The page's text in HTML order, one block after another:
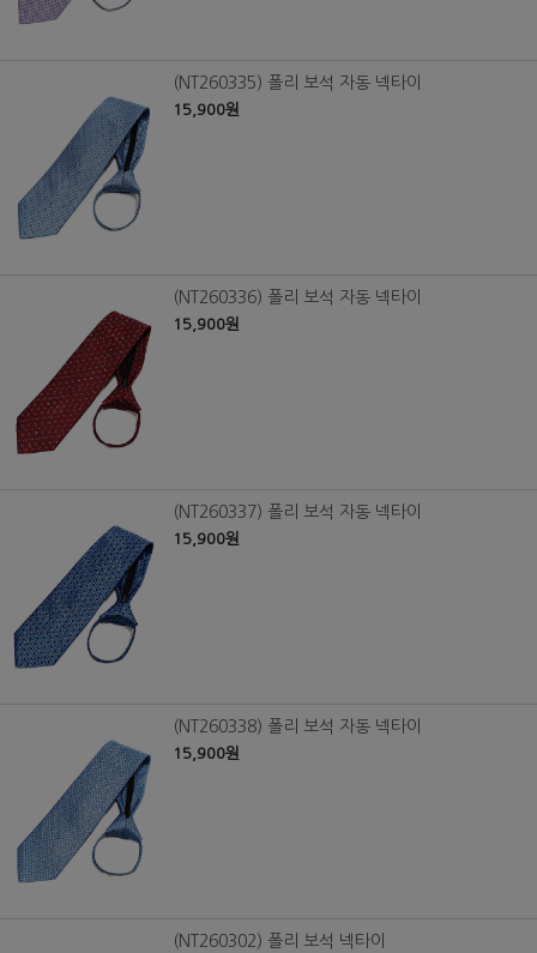
(NT260335) 폴리 보석 자동 넥타이
15,900원
(NT260336) 폴리 보석 자동 넥타이
15,900원
(NT260337) 폴리 보석 자동 넥타이
15,900원
(NT260338) 폴리 보석 자동 넥타이
15,900원
(NT260302) 폴리 보석 넥타이